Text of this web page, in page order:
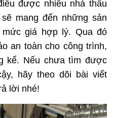
được nhiều nhà thầu
mang đến những sản
giá hợp lý. Qua đó
an toàn cho công trình,
kể. Nếu chưa tìm được
hãy theo dõi bài viết
lời nhé!